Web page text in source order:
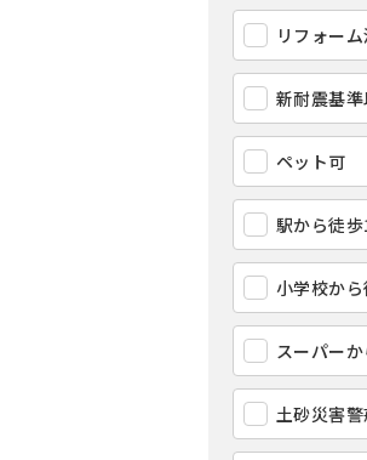
リフォー
新耐震基
ペット可
駅から徒
小学校か
スーパー
土砂災害